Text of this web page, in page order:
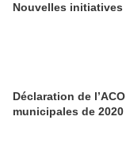
Nouvelles initiatives
Déclaration de
municipales de 2020